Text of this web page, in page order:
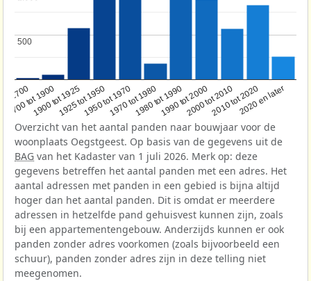
1700
1700 tot 1900
1900 tot 19251925 tot 19501950 tot 19701970 tot 19801980 tot 19901990 tot 20002000 tot 20102010 tot 20202020 en later
500
500
Overzicht van het aantal panden naar bouwjaar voor de
woonplaats Oegstgeest. Op basis van de gegevens uit de
BAG van het Kadaster van 1 juli 2026. Merk op: deze
gegevens betreffen het aantal panden met een adres. Het
aantal adressen met panden in een gebied is bijna altijd
hoger dan het aantal panden. Dit is omdat er meerdere
adressen in hetzelfde pand gehuisvest kunnen zijn, zoals
bij een appartementengebouw. Anderzijds kunnen er ook
panden zonder adres voorkomen (zoals bijvoorbeeld een
schuur), panden zonder adres zijn in deze telling niet
meegenomen.